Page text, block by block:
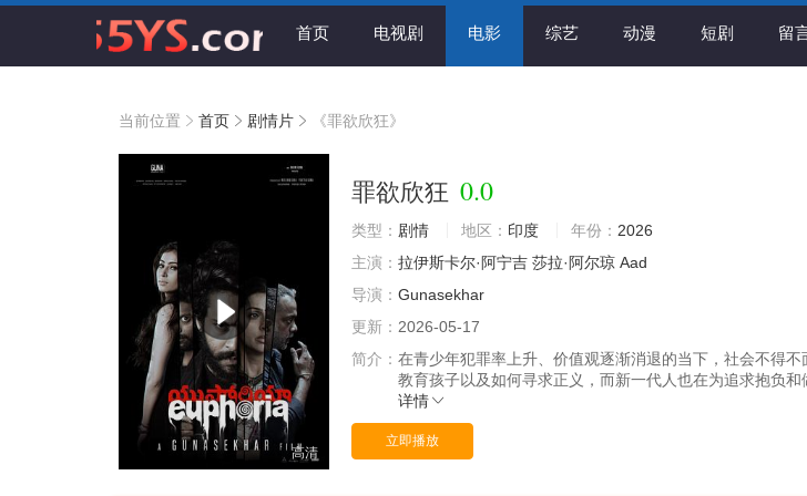
首页 电视剧 电影 综艺 动漫 短剧 留
当前位置 首页 剧情片 《罪欲欣狂》
高清
罪欲欣狂 0.0
类型： 剧情 地区： 印度 年份： 2026
主演： 拉伊斯卡尔·阿宁吉 莎拉·阿尔琼 Aad
导演： Gunasekhar
更新： 2026-05-17
简介： 在青少年犯罪率上升、价值观逐渐消退的当下，社会不得
教育孩子以及如何寻求正义，而新一代人也在为追求抱负
详情
立即播放